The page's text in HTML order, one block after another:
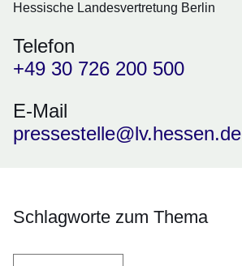
Hessische Landesvertretung Berlin
Telefon
+49 30 726 200 500
E-Mail
pressestelle@lv.hessen.de
Schlagworte zum Thema